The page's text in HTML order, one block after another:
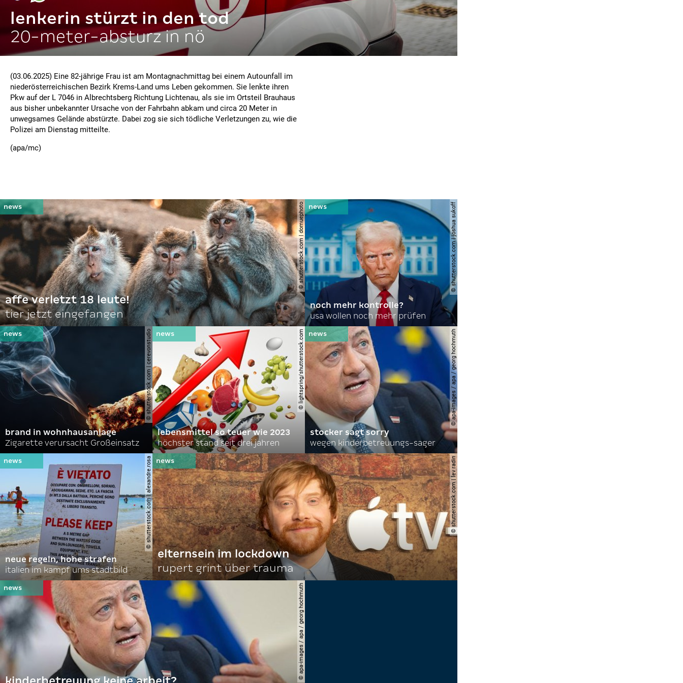
lenkerin stürzt in den tod
20-meter-absturz in nö
(03.06.2025) Eine 82-jährige Frau ist am Montagnachmittag bei einem Autounfall im
niederösterreichischen Bezirk Krems-Land ums Leben gekommen. Sie lenkte ihren
Pkw auf der L 7046 in Albrechtsberg Richtung Lichtenau, als sie im Ortsteil Brauhaus
aus bisher unbekannter Ursache von der Fahrbahn abkam und circa 20 Meter in
unwegsames Gelände abstürzte. Dabei zog sie sich tödliche Verletzungen zu, wie die
Polizei am Dienstag mitteilte.
(apa/mc)
© shutterstock.com | domuephoto
affe verletzt 18 leute!
tier jetzt eingefangen
© shutterstock.com | joshua sukoff
noch mehr kontrolle?
usa wollen noch mehr prüfen
© shutterstock.com | cerevonstudio
brand in wohnhausanlage
Zigarette verursacht Großeinsatz
© lightspring/shutterstock.com
lebensmittel so teuer wie 2023
höchster stand seit drei jahren
© apa-images / apa / georg hochmuth
stocker sagt sorry
wegen kinderbetreuungs-sager
© shutterstock.com | alexandre.rosa
neue regeln, hohe strafen
italien im kampf ums stadtbild
© shutterstock.com | lev radin
elternsein im lockdown
rupert grint über trauma
© apa-images / apa / georg hochmuth